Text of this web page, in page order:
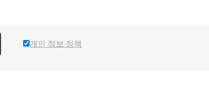
개인 정보 정책